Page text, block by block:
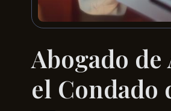
Abogado
el Condado